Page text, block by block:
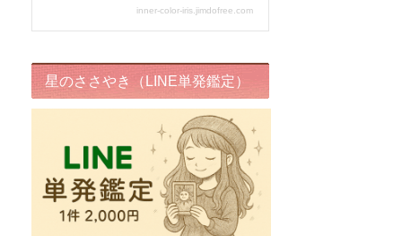
星のささやき（LINE単発鑑定）